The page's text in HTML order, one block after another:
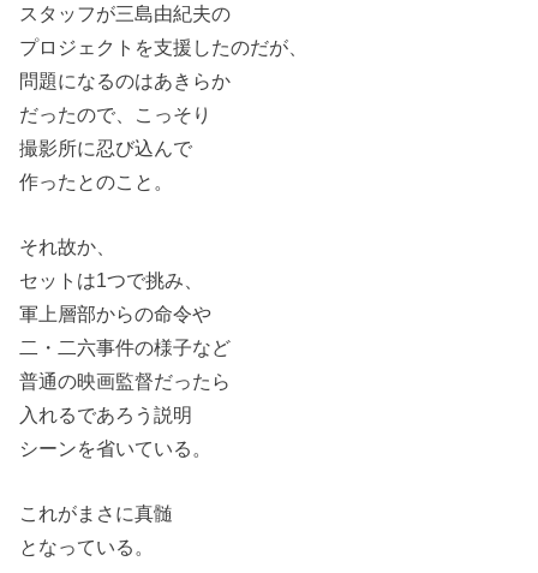
スタッフが三島由紀夫の
プロジェクトを支援したのだが、
問題になるのはあきらか
だったので、こっそり
撮影所に忍び込んで
作ったとのこと。
それ故か、
セットは1つで挑み、
軍上層部からの命令や
二・二六事件の様子など
普通の映画監督だったら
入れるであろう説明
シーンを省いている。
これがまさに真髄
となっている。